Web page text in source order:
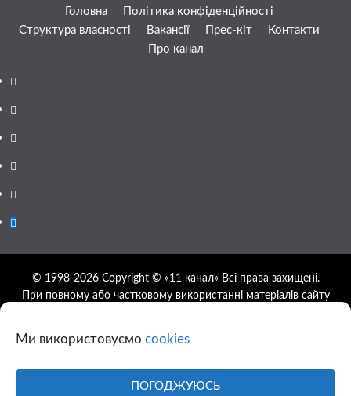
Ми використовуємо cookies
ПОГОДЖУЮСЬ
Головна
Політика конфіденційності
Структура власності
Вакансії Прес-кіт
Контакти
Про канал
Facebook
YouTube
Telegram
Instagram
Twitter
Google
© 1998-2026 Copyright © «11 канал» Всі права захищені.
При повному або частковому використанні матеріалів сайту
дозволяється за умови посилання на джерело та прямого